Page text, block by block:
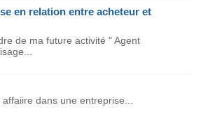
en relation entre acheteur et
de ma future activité " Agent
dans une entreprise...